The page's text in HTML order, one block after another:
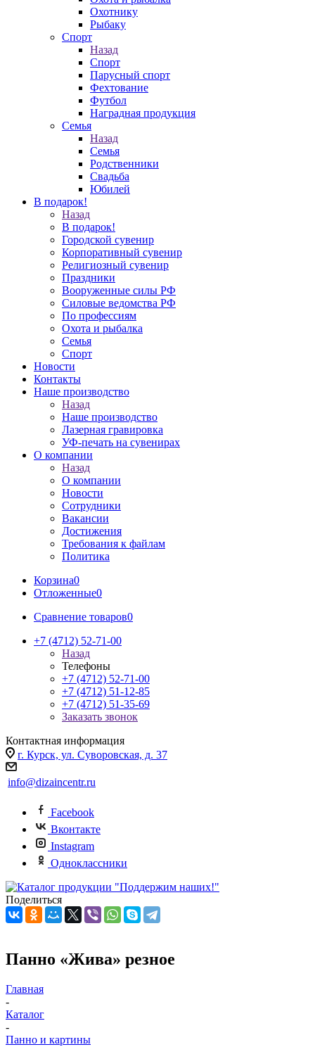
Охотнику
Рыбаку
Спорт
Назад
Спорт
Парусный спорт
Фехтование
Футбол
Наградная продукция
Семья
Назад
Семья
Родственники
Свадьба
Юбилей
В подарок!
Назад
В подарок!
Городской сувенир
Корпоративный сувенир
Религиозный сувенир
Праздники
Вооруженные силы РФ
Силовые ведомства РФ
По профессиям
Охота и рыбалка
Семья
Спорт
Новости
Контакты
Наше производство
Назад
Наше производство
Лазерная гравировка
УФ-печать на сувенирах
О компании
Назад
О компании
Новости
Сотрудники
Вакансии
Достижения
Требования к файлам
Политика
Корзина0
Отложенные0
Сравнение товаров0
+7 (4712) 52-71-00
Назад
Телефоны
+7 (4712) 52-71-00
+7 (4712) 51-12-85
+7 (4712) 51-35-69
Заказать звонок
Контактная информация
г. Курск, ул. Суворовская, д. 37
info@dizaincentr.ru
Facebook
Вконтакте
Instagram
Одноклассники
Поделиться
Панно «Жива» резное
Главная
-
Каталог
-
Панно и картины